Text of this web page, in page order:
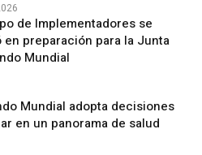
de Implementadores se
en preparación para la Junta
Mundial
Mundial adopta decisiones
en un panorama de salud